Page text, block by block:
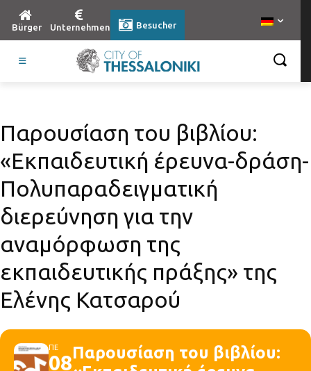
Bürger Unternehmen Besucher
Παρουσίαση του βιβλίου:
«Εκπαιδευτική έρευνα-δράση-
Πολυπαραδειγματική
διερεύνηση για την
αναμόρφωση της
εκπαιδευτικής πράξης» της
Ελένης Κατσαρού
ΠΕ
08Παρουσίαση του βιβλίου: